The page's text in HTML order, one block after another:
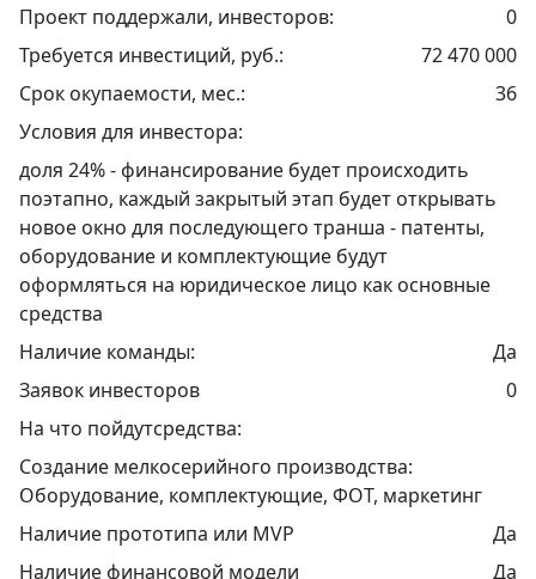
Проект поддержали, инвесторов:
0
Требуется инвестиций, руб.:
72 470 000
Срок окупаемости, мес.:
36
Условия для инвестора:
доля 24% - финансирование будет происходить
поэтапно, каждый закрытый этап будет открывать
новое окно для последующего транша - патенты,
оборудование и комплектующие будут
оформляться на юридическое лицо как основные
средства
Наличие команды:
Да
Заявок инвесторов
0
На что пойдутсредства:
Создание мелкосерийного производства:
Оборудование, комплектующие, ФОТ, маркетинг
Наличие прототипа или MVP
Да
Наличие финансовой модели
Да